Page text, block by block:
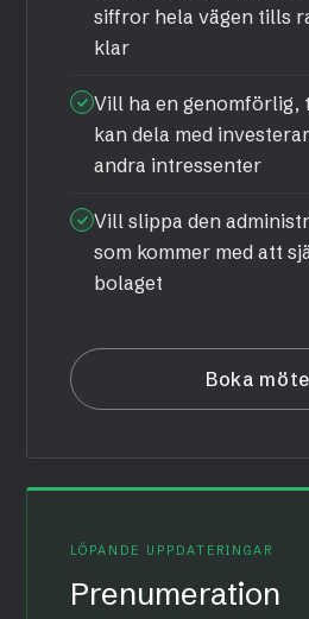
siffror hela vägen tills
klar
Vill ha en genomförlig,
kan dela med
andra intressenter
Vill slippa den
som kommer med att
bolaget
Boka möte
LÖPANDE UPPDATERINGAR
Prenumeration